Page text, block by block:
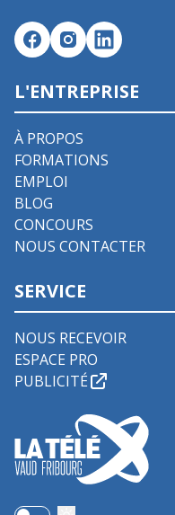
L'ENTREPRISE
À PROPOS
FORMATIONS
EMPLOI
BLOG
CONCOURS
NOUS CONTACTER
SERVICE
NOUS RECEVOIR
ESPACE PRO
PUBLICITÉ